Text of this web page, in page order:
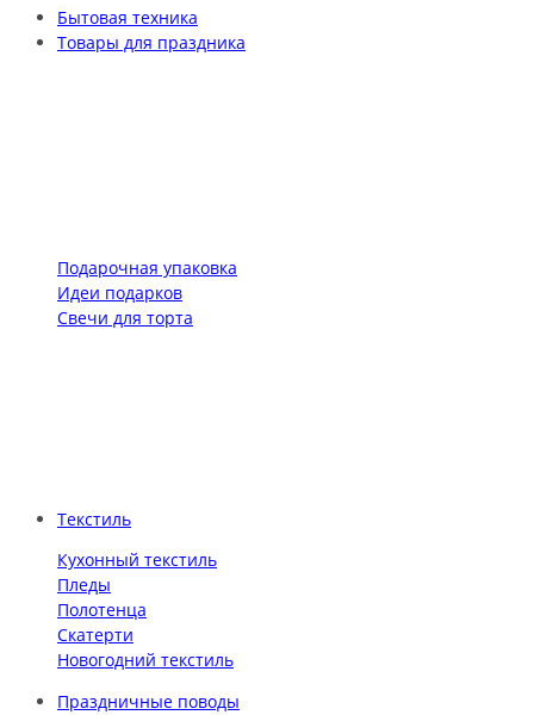
Бытовая техника
Товары для праздника
Подарочная упаковка
Идеи подарков
Свечи для торта
Текстиль
Кухонный текстиль
Пледы
Полотенца
Скатерти
Новогодний текстиль
Праздничные поводы